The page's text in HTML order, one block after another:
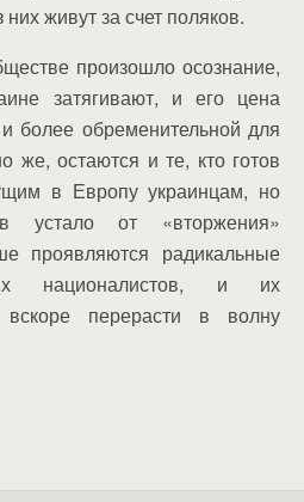
живут за счет поляков.
произошло осознание,
затягивают, и его цена
более обременительной для
же, остаются и те, кто готов
в Европу украинцам, но
устало от «вторжения»
проявляются радикальные
националистов, и их
вскоре перерасти в волну